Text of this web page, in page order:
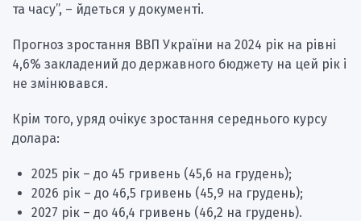
та часу”, – йдеться у документі.
Прогноз зростання ВВП України на 2024 рік на рівні
4,6% закладений до державного бюджету на цей рік і
не змінювався.
Крім того, уряд очікує зростання середнього курсу
долара:
2025 рік – до 45 гривень (45,6 на грудень);
2026 рік – до 46,5 гривень (45,9 на грудень);
2027 рік – до 46,4 гривень (46,2 на грудень).